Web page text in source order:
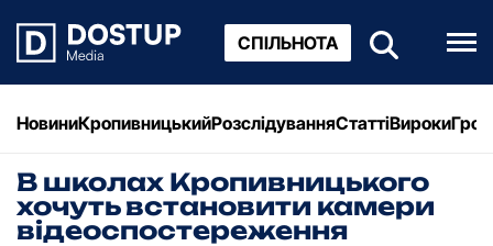
СПІЛЬНОТА
НовиниКропивницькийРозслідуванняСтаттіВироки
В школах Кропивницького
хочуть встановити камери
відеоспостереження